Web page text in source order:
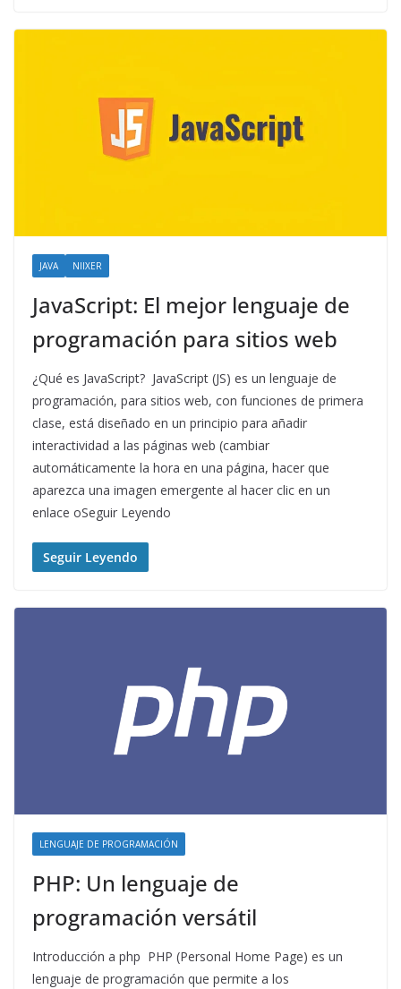
JAVA NIIXER
JavaScript: El mejor lenguaje de
programación para sitios web
¿Qué es JavaScript? JavaScript (JS) es un lenguaje de
programación, para sitios web, con funciones de primera
clase, está diseñado en un principio para añadir
interactividad a las páginas web (cambiar
automáticamente la hora en una página, hacer que
aparezca una imagen emergente al hacer clic en un
enlace oSeguir Leyendo
Seguir Leyendo
LENGUAJE DE PROGRAMACIÓN
PHP: Un lenguaje de
programación versátil
Introducción a php PHP (Personal Home Page) es un
lenguaje de programación que permite a los